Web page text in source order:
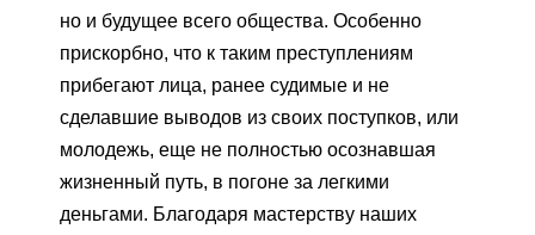
но и будущее всего общества. Особенно
прискорбно, что к таким преступлениям
прибегают лица, ранее судимые и не
сделавшие выводов из своих поступков, или
молодежь, еще не полностью осознавшая
жизненный путь, в погоне за легкими
деньгами. Благодаря мастерству наших